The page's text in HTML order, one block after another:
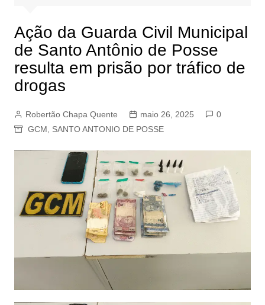
Ação da Guarda Civil Municipal
de Santo Antônio de Posse
resulta em prisão por tráfico de
drogas
Robertão Chapa Quente maio 26, 2025
0
GCM
SANTO ANTONIO DE POSSE